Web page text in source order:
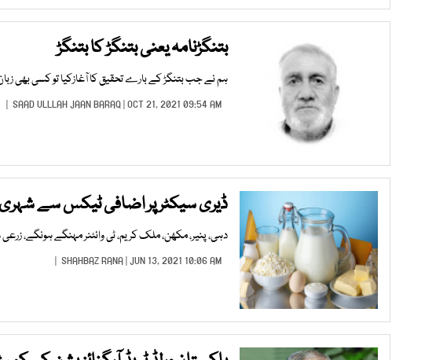
بتنگڑنامہ یعنی بتنگڑ کا بتنگڑ
ہم نے جب بتنگڑ کے بارے تحقیق کا آغازکیا تو کسی بھی
SAAD ULLLAH JAAN BARAQ| OCT 21, 2021 09:54 AM |
ڈیری سیکٹر پر اضافی ٹیکس سے شہری
دہی، پنیر، مکھن، ملک کریم، ٹی وائٹنر مہنگے ہونگے،
SHAHBAZ RANA| JUN 13, 2021 10:06 AM |